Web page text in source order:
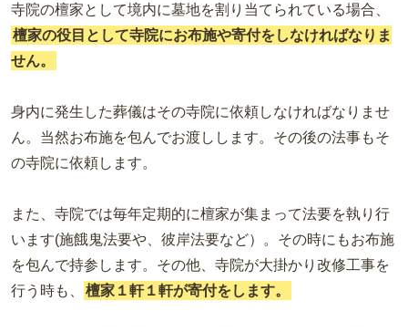
寺院の檀家として境内に墓地を割り当てられている場合、
檀家の役目として寺院にお布施や寄付をしなければなりま
せん。
身内に発生した葬儀はその寺院に依頼しなければなりませ
ん。当然お布施を包んでお渡しします。その後の法事もそ
の寺院に依頼します。
また、寺院では毎年定期的に檀家が集まって法要を執り行
います(施餓鬼法要や、彼岸法要など）。その時にもお布施
を包んで持参します。その他、寺院が大掛かり改修工事を
行う時も、
檀家１軒１軒が寄付をします。